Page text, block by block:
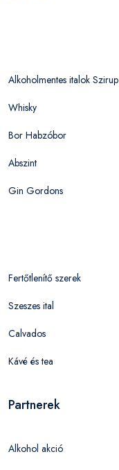
Alkoholmentes italok Szirup
Whisky
Bor Habzóbor
Abszint
Gin Gordons
Fertőtlenítő szerek
Szeszes ital
Calvados
Kávé és tea
Partnerek
Alkohol akció